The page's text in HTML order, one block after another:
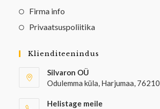
Firma info
Privaatsuspoliitika
Klienditeenindus
Silvaron OÜ
Odulemma küla, Harjumaa, 76210
Helistage meile